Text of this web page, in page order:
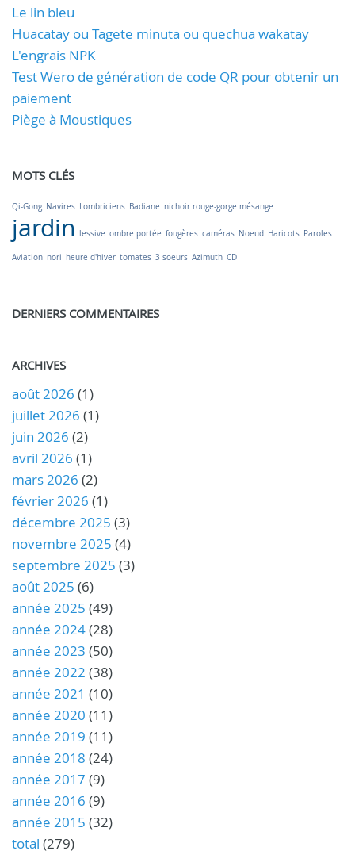
Le lin bleu
Huacatay ou Tagete minuta ou quechua wakatay
L'engrais NPK
Test Wero de génération de code QR pour obtenir un
paiement
Piège à Moustiques
MOTS CLÉS
Qi-Gong Navires Lombriciens Badiane nichoir rouge-gorge mésange
jardin lessive ombre portée fougères caméras Noeud Haricots Paroles
Aviation nori heure d'hiver tomates 3 soeurs Azimuth CD
DERNIERS COMMENTAIRES
ARCHIVES
août 2026 (1)
juillet 2026 (1)
juin 2026 (2)
avril 2026 (1)
mars 2026 (2)
février 2026 (1)
décembre 2025 (3)
novembre 2025 (4)
septembre 2025 (3)
août 2025 (6)
année 2025 (49)
année 2024(28)
année 2023 (50)
année 2022 (38)
année 2021 (10)
année 2020 (11)
année 2019 (11)
année 2018 (24)
année 2017 (9)
année 2016 (9)
année 2015 (32)
total (279)